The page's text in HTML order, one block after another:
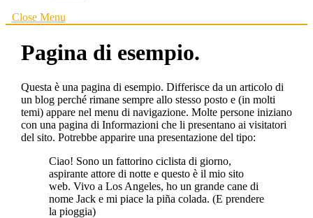
Close Menu
Pagina di esempio.
Questa è una pagina di esempio. Differisce da un articolo di
un blog perché rimane sempre allo stesso posto e (in molti
temi) appare nel menu di navigazione. Molte persone iniziano
con una pagina di Informazioni che li presentano ai visitatori
del sito. Potrebbe apparire una presentazione del tipo:
Ciao! Sono un fattorino ciclista di giorno,
aspirante attore di notte e questo è il mio sito
web. Vivo a Los Angeles, ho un grande cane di
nome Jack e mi piace la piña colada. (E prendere
la pioggia)